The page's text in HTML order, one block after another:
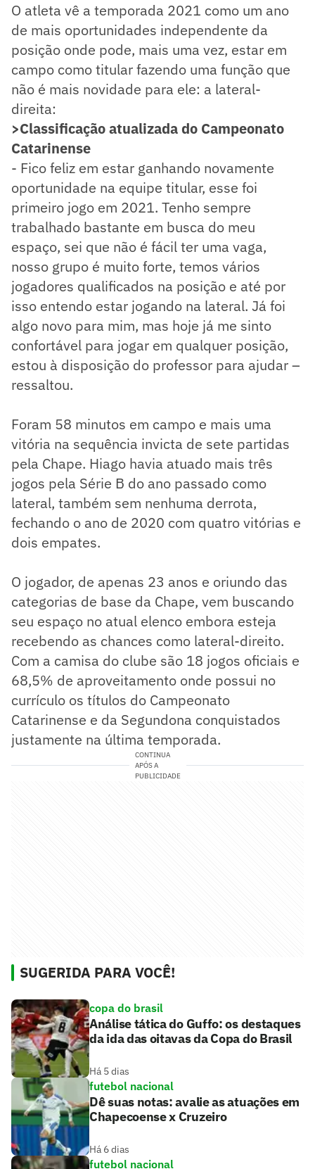
O atleta vê a temporada 2021 como um ano
de mais oportunidades independente da
posição onde pode, mais uma vez, estar em
campo como titular fazendo uma função que
não é mais novidade para ele: a lateral-
direita:
>Classificação atualizada do Campeonato
Catarinense
- Fico feliz em estar ganhando novamente
oportunidade na equipe titular, esse foi
primeiro jogo em 2021. Tenho sempre
trabalhado bastante em busca do meu
espaço, sei que não é fácil ter uma vaga,
nosso grupo é muito forte, temos vários
jogadores qualificados na posição e até por
isso entendo estar jogando na lateral. Já foi
algo novo para mim, mas hoje já me sinto
confortável para jogar em qualquer posição,
estou à disposição do professor para ajudar –
ressaltou.
Foram 58 minutos em campo e mais uma
vitória na sequência invicta de sete partidas
pela Chape. Hiago havia atuado mais três
jogos pela Série B do ano passado como
lateral, também sem nenhuma derrota,
fechando o ano de 2020 com quatro vitórias e
dois empates.
O jogador, de apenas 23 anos e oriundo das
categorias de base da Chape, vem buscando
seu espaço no atual elenco embora esteja
recebendo as chances como lateral-direito.
Com a camisa do clube são 18 jogos oficiais e
68,5% de aproveitamento onde possui no
currículo os títulos do Campeonato
Catarinense e ­­­da Segundona conquistados
justamente na última temporada.
CONTINUA
APÓS A
PUBLICIDADE
SUGERIDA PARA VOCÊ!
copa do brasil
Análise tática do Guffo: os destaques
da ida das oitavas da Copa do Brasil
Há 5 dias
futebol nacional
Dê suas notas: avalie as atuações em
Chapecoense x Cruzeiro
Há 6 dias
futebol nacional